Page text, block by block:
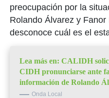
preocupación por la
Rolando Álvarez y
desconoce cuál es el
Lea más en: CALIDH
CIDH pronunciarse ante
información de Rolando
Onda Local